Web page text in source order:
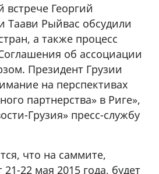
Георгий
Таави Рыйвас обсудили
а также процесс
об ассоциации
Президент Грузии
на перспективах
партнерства» в Риге»,
Грузия» пресс-службу
что на саммите,
22 мая 2015 года, будет